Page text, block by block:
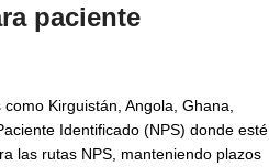
paciente
Kirguistán, Angola, Ghana,
Identificado (NPS) donde esté
las rutas NPS, manteniendo plazos